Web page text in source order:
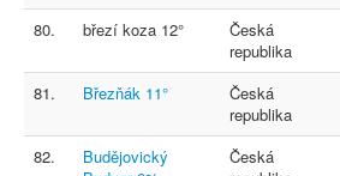
80. březí koza 12°
Česká
republika
81.
Březňák 11°
Česká
republika
82.
Budějovický
Česká